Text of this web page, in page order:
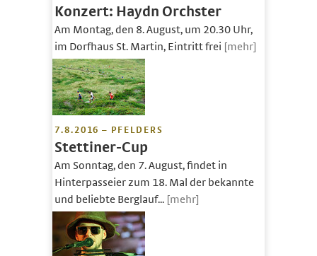
Konzert: Haydn Orchster
Am Montag, den 8. August, um 20.30 Uhr,
im Dorfhaus St. Martin, Eintritt frei [mehr]
7.8.2016 – PFELDERS
Stettiner-Cup
Am Sonntag, den 7. August, findet in
Hinterpasseier zum 18. Mal der bekannte
und beliebte Berglauf... [mehr]